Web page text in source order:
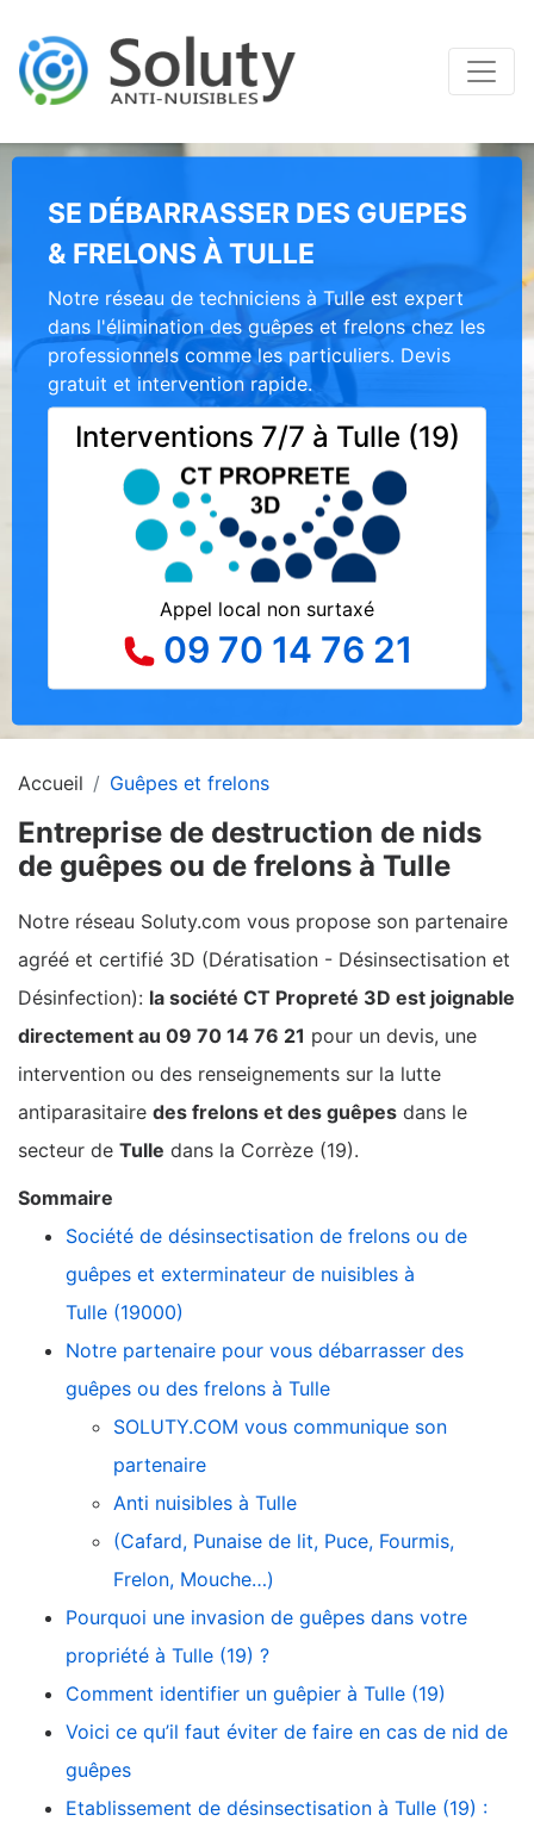
SE DÉBARRASSER DES GUEPES
& FRELONS À TULLE
Notre réseau de techniciens à Tulle est expert
dans l'élimination des guêpes et frelons chez les
professionnels comme les particuliers. Devis
gratuit et intervention rapide.
Interventions 7/7 à Tulle (19)
Appel local non surtaxé
09 70 14 76 21
Accueil Guêpes et frelons
Entreprise de destruction de nids
de guêpes ou de frelons à Tulle
Notre réseau Soluty.com vous propose son partenaire
agréé et certifié 3D (Dératisation - Désinsectisation et
Désinfection): la société CT Propreté 3D est joignable
directement au 09 70 14 76 21 pour un devis, une
intervention ou des renseignements sur la lutte
antiparasitaire des frelons et des guêpes dans le
secteur de Tulle dans la Corrèze (19).
Sommaire
Société de désinsectisation de frelons ou de
guêpes et exterminateur de nuisibles à
Tulle (19000)
Notre partenaire pour vous débarrasser des
guêpes ou des frelons à Tulle
SOLUTY.COM vous communique son
partenaire
Anti nuisibles à Tulle
(Cafard, Punaise de lit, Puce, Fourmis,
Frelon, Mouche…)
Pourquoi une invasion de guêpes dans votre
propriété à Tulle (19) ?
Comment identifier un guêpier à Tulle (19)
Voici ce qu’il faut éviter de faire en cas de nid de
guêpes
Etablissement de désinsectisation à Tulle (19) :